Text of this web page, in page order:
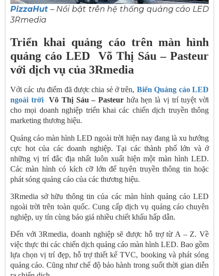
PizzaHut – Nổi bật trên hệ thống quảng cáo LED
3Rmedia
Triển khai quảng cáo trên màn hình
quảng cáo LED Võ Thị Sáu – Pasteur
với dịch vụ của 3Rmedia
Với các ưu điểm đã được chia sẻ ở trên, Biển Quảng cáo LED
ngoài trờiVõ Thị Sáu – Pasteur hứa hẹn là vị trí tuyệt vời
cho mọi doanh nghiệp triển khai các chiến dịch truyền thông
marketing thương hiệu.
Quảng cáo màn hình LED ngoài trời hiện nay đang là xu hướng
cực hot của các doanh nghiệp. Tại các thành phố lớn và ở
những vị trí đắc địa nhất luôn xuất hiện một màn hình LED.
Các màn hình có kích cỡ lớn để tuyên truyền thông tin hoặc
phát sóng quảng cáo của các thương hiệu.
3Rmedia sở hữu thông tin của các màn hình quảng cáo LED
ngoài trời trên toàn quốc. Cung cấp dịch vụ quảng cáo chuyên
nghiệp, uy tín cùng báo giá nhiều chiết khấu hấp dẫn.
Đến với 3Rmedia, doanh nghiệp sẽ được hỗ trợ từ A – Z. Về
việc thực thi các chiến dịch quảng cáo màn hình LED. Bao gồm
lựa chọn vị trí đẹp, hỗ trợ thiết kế TVC, booking và phát sóng
quảng cáo. Cũng như chế độ bảo hành trong suốt thời gian diễn